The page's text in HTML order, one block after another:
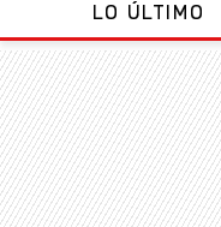
LO ÚLTIMO